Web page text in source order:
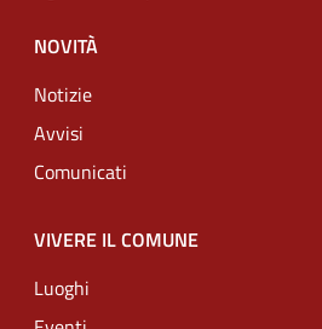
NOVITÀ
Notizie
Avvisi
Comunicati
VIVERE IL COMUNE
Luoghi